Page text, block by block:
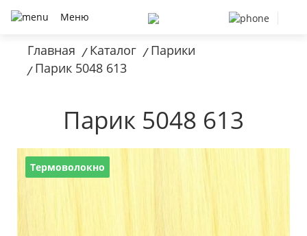
Меню
Главная / Каталог / Парики
/ Парик 5048 613
Парик 5048 613
Термоволокно